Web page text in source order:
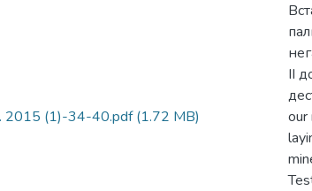
(1)-34-40.pdf(1.72 MB)
II
our